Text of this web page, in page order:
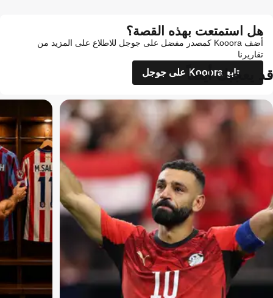
هل استمتعت بهذه القصة؟
أضف Kooora كمصدر مفضل على جوجل للاطلاع على المزيد من
تقاريرنا
تابع Kooora على جوجل
قد يعجبك أيضاً